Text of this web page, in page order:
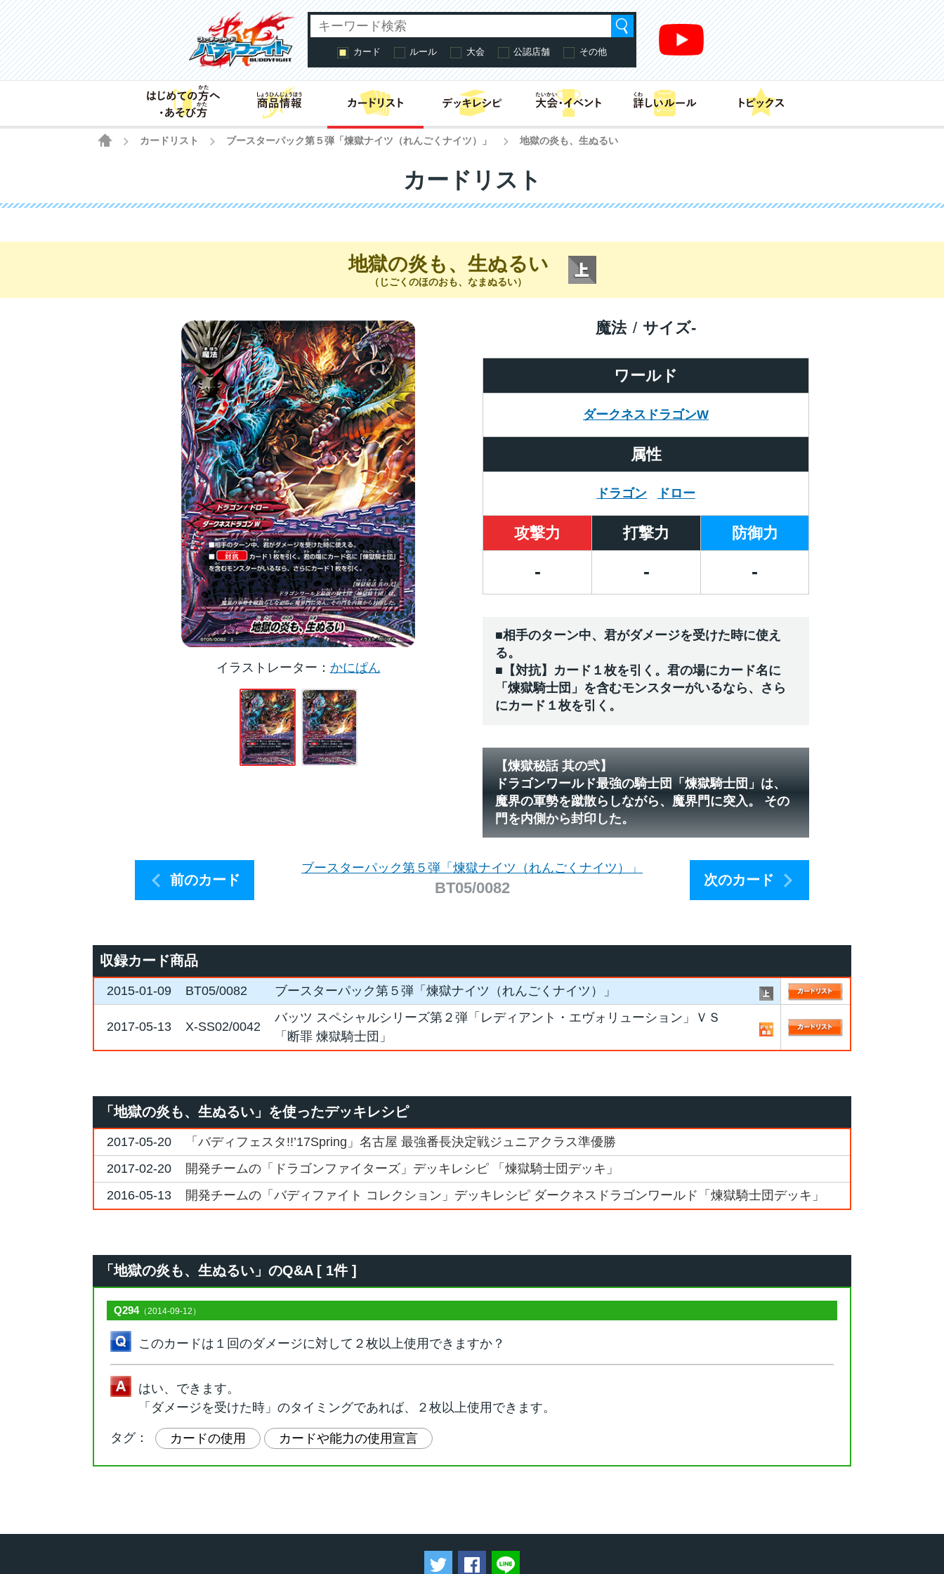
カード ルール 大会 公認店舗 その他
はじめての方へ・あそび方商品情報 カードリスト
HOME
カードリスト ブースターパック第５弾「煉獄ナイツ（れんごくナイツ）」 地獄の炎も、生ぬるい
カードリスト
地獄の炎も、生ぬるい
（じごくのほのおも、なまぬるい）
イラストレーター かにぱん
ワールド
ダークネスドラゴンW
魔法 サイズ-
属性
ドラゴン ドロー
攻撃力 打撃力 防御力
- - -
■相手のターン中、君がダメージを受けた時に使え
る。
■【対抗】カード１枚を引く。君の場にカード名に
「煉獄騎士団」を含むモンスターがいるなら、さら
にカード１枚を引く。
【煉獄秘話 其の弐】
ドラゴンワールド最強の騎士団「煉獄騎士団」は、
魔界の軍勢を蹴散らしながら、魔界門に突入。 その
門を内側から封印した。
前のカード
ブースターパック第５弾「煉獄ナイツ（れんごくナイツ）」
BT05/0082 次のカード
収録カード商品
2015-01-09 BT05/0082 ブースターパック第５弾「煉獄ナイツ（れんごくナイツ）」
2017-05-13 X-SS02/0042
バッツ スペシャルシリーズ第２弾「レディアント・エヴォリューション」ＶＳ
「断罪 煉獄騎士団」
「地獄の炎も、生ぬるい」を使ったデッキレシピ
2017-05-20
「バディフェスタ!!’17Spring」名古屋 最強番長決定戦ジュニアクラス準優勝
2017-02-20
開発チームの「ドラゴンファイターズ」デッキレシピ 「煉獄騎士団デッキ」
2016-05-13
開発チームの「バディファイト コレクション」デッキレシピ ダークネスドラゴンワールド「煉獄騎士団デッキ」
「地獄の炎も、生ぬるい」のQ&A [ 1件 ]
Q294（2014-09-12）
このカードは１回のダメージに対して２枚以上使用できますか？
はい、できます。
「ダメージを受けた時」のタイミングであれば、２枚以上使用できます。
タグ： カードの使用 カードや能力の使用宣言
ツイートするFacebookでシェアする